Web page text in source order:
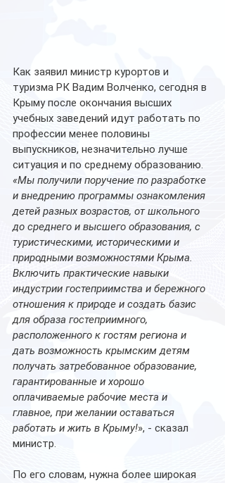
Как заявил министр курортов и
туризма РК Вадим Волченко, сегодня в
Крыму после окончания высших
учебных заведений идут работать по
профессии менее половины
выпускников, незначительно лучше
ситуация и по среднему образованию.
«Мы получили поручение по разработке
и внедрению программы ознакомления
детей разных возрастов, от школьного
до среднего и высшего образования, с
туристическими, историческими и
природными возможностями Крыма.
Включить практические навыки
индустрии гостеприимства и бережного
отношения к природе и создать базис
для образа гостеприимного,
расположенного к гостям региона и
дать возможность крымским детям
получать затребованное образование,
гарантированные и хорошо
оплачиваемые рабочие места и
главное, при желании оставаться
работать и жить в Крыму!», - сказал
министр.
По его словам, нужна более широкая